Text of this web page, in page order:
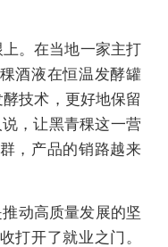
。在当地一家主打
酒液在恒温发酵罐
技术，更好地保留
，让黑青稞这一营
，产品的销路越来
动高质量发展的坚
打开了就业之门。